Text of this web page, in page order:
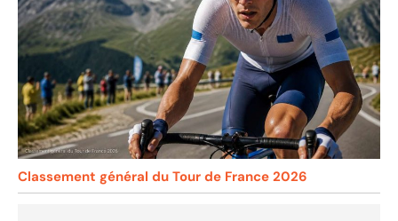
Classement général du Tour de France 2026